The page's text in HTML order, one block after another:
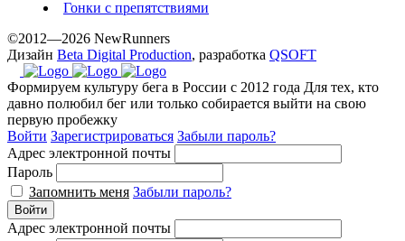
Гонки с препятствиями
©2012—2026 NewRunners
Дизайн Beta Digital Production, разработка QSOFT
Формируем культуру бега в России с 2012 года Для тех, кто
давно полюбил бег или только собирается выйти на свою
первую пробежку
Войти Зарегистрироваться Забыли пароль?
Адрес электронной почты
Пароль
Запомнить меня Забыли пароль?
Войти
Адрес электронной почты